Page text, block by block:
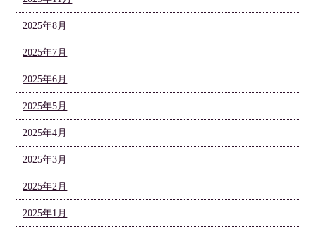
2025年8月
2025年7月
2025年6月
2025年5月
2025年4月
2025年3月
2025年2月
2025年1月